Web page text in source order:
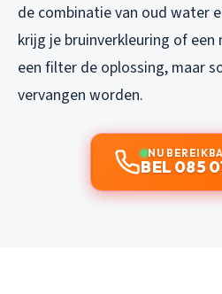
de combinatie van oud water
krijg je bruinverkleuring of een
een filter de oplossing, maar
vervangen worden.
NU
BEL 085